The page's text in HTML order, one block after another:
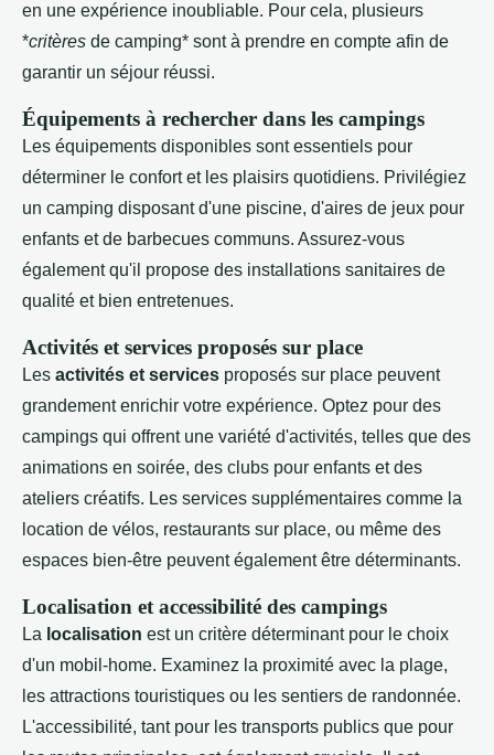
en une expérience inoubliable. Pour cela, plusieurs
*critères de camping* sont à prendre en compte afin de
garantir un séjour réussi.
Équipements à rechercher dans les campings
Les équipements disponibles sont essentiels pour
déterminer le confort et les plaisirs quotidiens. Privilégiez
un camping disposant d'une piscine, d'aires de jeux pour
enfants et de barbecues communs. Assurez-vous
également qu'il propose des installations sanitaires de
qualité et bien entretenues.
Activités et services proposés sur place
Les activités et services proposés sur place peuvent
grandement enrichir votre expérience. Optez pour des
campings qui offrent une variété d'activités, telles que des
animations en soirée, des clubs pour enfants et des
ateliers créatifs. Les services supplémentaires comme la
location de vélos, restaurants sur place, ou même des
espaces bien-être peuvent également être déterminants.
Localisation et accessibilité des campings
La localisation est un critère déterminant pour le choix
d'un mobil-home. Examinez la proximité avec la plage,
les attractions touristiques ou les sentiers de randonnée.
L'accessibilité, tant pour les transports publics que pour